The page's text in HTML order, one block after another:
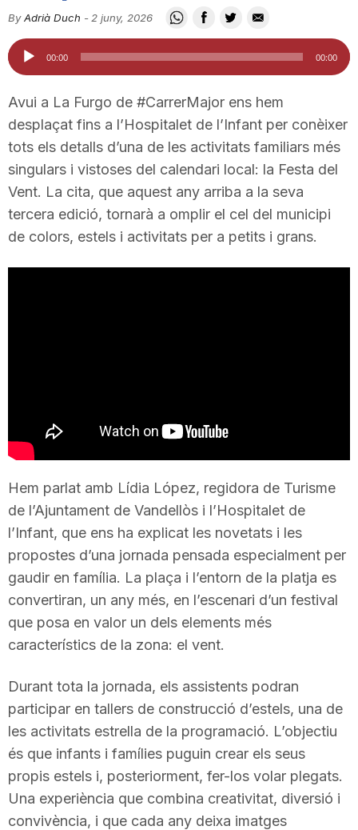
i
t
a
t
r
a
g
o
n
a
By Adrià Duch - 2 juny, 2026
Reproductor
d'àudio
00:00 00:00
Avui a La Furgo de #CarrerMajor ens hem
desplaçat fins a l’Hospitalet de l’Infant per conèixer
tots els detalls d’una de les activitats familiars més
singulars i vistoses del calendari local: la Festa del
Vent. La cita, que aquest any arriba a la seva
tercera edició, tornarà a omplir el cel del municipi
de colors, estels i activitats per a petits i grans.
Hem parlat amb Lídia López, regidora de Turisme
de l’Ajuntament de Vandellòs i l’Hospitalet de
l’Infant, que ens ha explicat les novetats i les
propostes d’una jornada pensada especialment per
gaudir en família. La plaça i l’entorn de la platja es
convertiran, un any més, en l’escenari d’un festival
que posa en valor un dels elements més
característics de la zona: el vent.
Durant tota la jornada, els assistents podran
participar en tallers de construcció d’estels, una de
les activitats estrella de la programació. L’objectiu
és que infants i famílies puguin crear els seus
propis estels i, posteriorment, fer-los volar plegats.
Una experiència que combina creativitat, diversió i
convivència, i que cada any deixa imatges